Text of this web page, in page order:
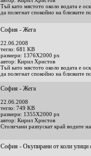
Тъй като мястото около водата е
да полегнат спокойно на близките
София - Жега
22.06.2008
тегло: 681 KB
размери: 1376X2000 px
автор: Кирил Христов
Тъй като мястото около водата е
да полегнат спокойно на близките
София - Жега
22.06.2008
тегло: 749 KB
размери: 1355X2000 px
автор: Кирил Христов
Столичани разпускат край водите
София - Окупирани от коли улици